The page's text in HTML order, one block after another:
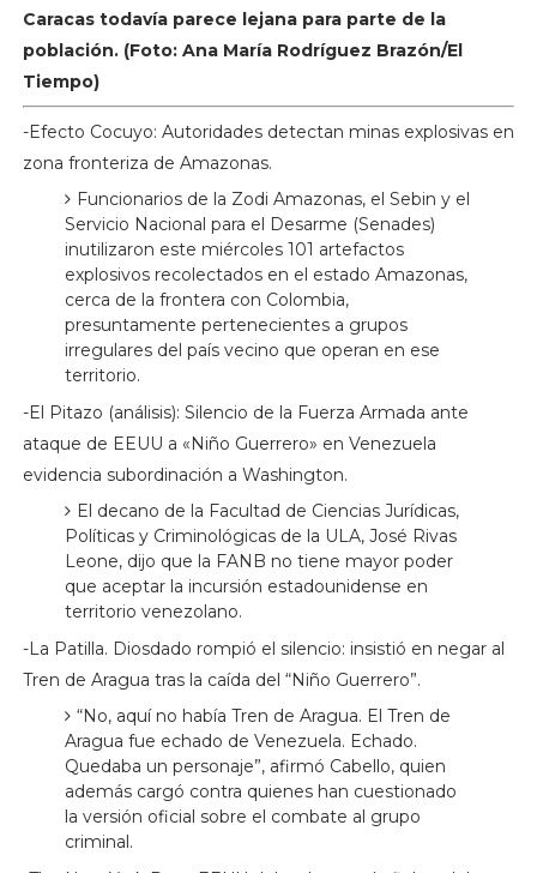
Caracas todavía parece lejana para parte de la
población. (Foto: Ana María Rodríguez Brazón/El
Tiempo)
-Efecto Cocuyo: Autoridades detectan minas explosivas en
zona fronteriza de Amazonas.
Funcionarios de la Zodi Amazonas, el Sebin y el
Servicio Nacional para el Desarme (Senades)
inutilizaron este miércoles 101 artefactos
explosivos recolectados en el estado Amazonas,
cerca de la frontera con Colombia,
presuntamente pertenecientes a grupos
irregulares del país vecino que operan en ese
territorio.
-El Pitazo (análisis): Silencio de la Fuerza Armada ante
ataque de EEUU a «Niño Guerrero» en Venezuela
evidencia subordinación a Washington.
El decano de la Facultad de Ciencias Jurídicas,
Políticas y Criminológicas de la ULA, José Rivas
Leone, dijo que la FANB no tiene mayor poder
que aceptar la incursión estadounidense en
territorio venezolano.
-La Patilla. Diosdado rompió el silencio: insistió en negar al
Tren de Aragua tras la caída del “Niño Guerrero”.
“No, aquí no había Tren de Aragua. El Tren de
Aragua fue echado de Venezuela. Echado.
Quedaba un personaje”, afirmó Cabello, quien
además cargó contra quienes han cuestionado
la versión oficial sobre el combate al grupo
criminal.